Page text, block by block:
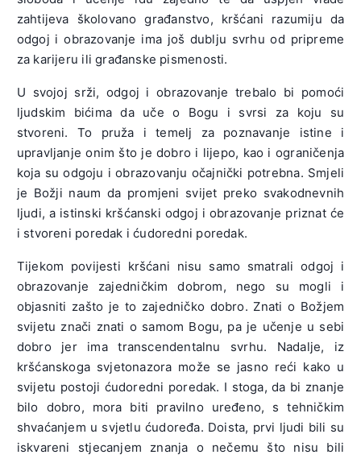
zahtijeva školovano građanstvo, kršćani razumiju da
odgoj i obrazovanje ima još dublju svrhu od pripreme
za karijeru ili građanske pismenosti.
U svojoj srži, odgoj i obrazovanje trebalo bi pomoći
ljudskim bićima da uče o Bogu i svrsi za koju su
stvoreni. To pruža i temelj za poznavanje istine i
upravljanje onim što je dobro i lijepo, kao i ograničenja
koja su odgoju i obrazovanju očajnički potrebna. Smjeli
je Božji naum da promjeni svijet preko svakodnevnih
ljudi, a istinski kršćanski odgoj i obrazovanje priznat će
i stvoreni poredak i ćudoredni poredak.
Tijekom povijesti kršćani nisu samo smatrali odgoj i
obrazovanje zajedničkim dobrom, nego su mogli i
objasniti zašto je to zajedničko dobro. Znati o Božjem
svijetu znači znati o samom Bogu, pa je učenje u sebi
dobro jer ima transcendentalnu svrhu. Nadalje, iz
kršćanskoga svjetonazora može se jasno reći kako u
svijetu postoji ćudoredni poredak. I stoga, da bi znanje
bilo dobro, mora biti pravilno uređeno, s tehničkim
shvaćanjem u svjetlu ćudoređa. Doista, prvi ljudi bili su
iskvareni stjecanjem znanja o nečemu što nisu bili